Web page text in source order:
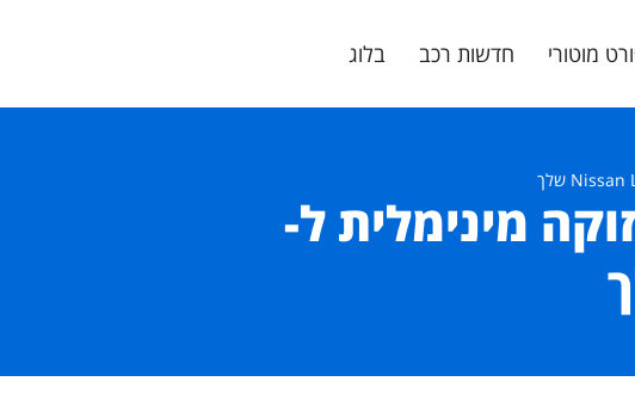
מוטורי חדשות רכב בלוג
מינימלית ל-